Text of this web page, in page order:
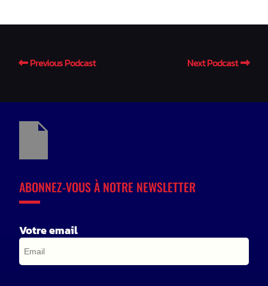
Previous Podcast Next Podcast
ABONNEZ-VOUS À NOTRE NEWSLETTER
Votre email